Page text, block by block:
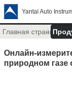
Yantai Auto
Главная страница
Онлайн-
природном газе